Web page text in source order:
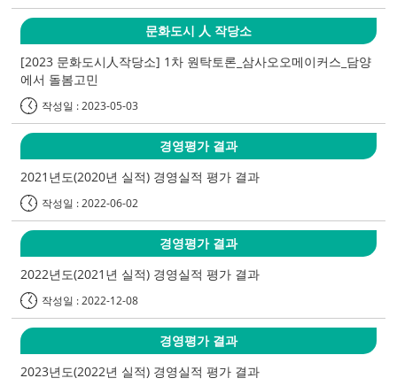
문화도시 人 작당소
[2023 문화도시人작당소] 1차 원탁토론_삼사오오메이커스_담양
에서 돌봄고민
작성일 : 2023-05-03
경영평가 결과
2021년도(2020년 실적) 경영실적 평가 결과
작성일 : 2022-06-02
경영평가 결과
2022년도(2021년 실적) 경영실적 평가 결과
작성일 : 2022-12-08
경영평가 결과
2023년도(2022년 실적) 경영실적 평가 결과